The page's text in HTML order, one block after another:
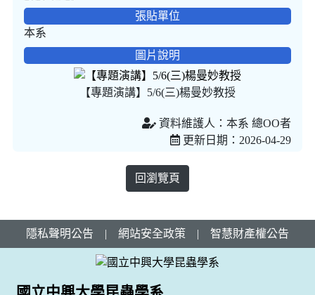
張貼單位
本系
圖片說明
【專題演講】5/6(三)楊曼妙教授
資料維護人：本系 總OO者
更新日期：2026-04-29
回瀏覽頁
隱私聲明公告 | 網站安全政策 | 智慧財產權公告